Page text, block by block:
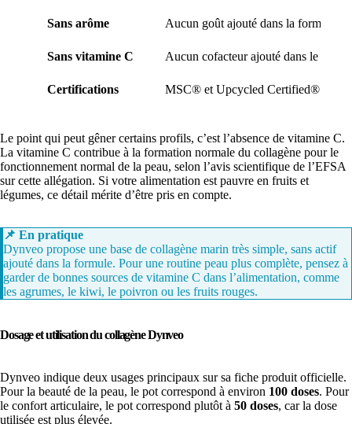
Sans arôme Aucun goût ajouté dans la formule
Sans vitamine C Aucun cofacteur ajouté dans le pot
Certifications MSC® et Upcycled Certified®
Le point qui peut gêner certains profils, c’est l’absence de vitamine C.
La vitamine C contribue à la formation normale du collagène pour le
fonctionnement normal de la peau, selon l’avis scientifique de l’EFSA
sur cette allégation. Si votre alimentation est pauvre en fruits et
légumes, ce détail mérite d’être pris en compte.
📌 En pratique
Dynveo propose une base de collagène marin très simple, sans actif
ajouté dans la formule. Pour une routine peau plus complète, pensez à
garder de bonnes sources de vitamine C dans l’alimentation, comme
les agrumes, le kiwi, le poivron ou les fruits rouges.
Dosage et utilisation du collagène Dynveo
Dynveo indique deux usages principaux sur sa fiche produit officielle.
Pour la beauté de la peau, le pot correspond à environ 100 doses. Pour
le confort articulaire, le pot correspond plutôt à 50 doses, car la dose
utilisée est plus élevée.